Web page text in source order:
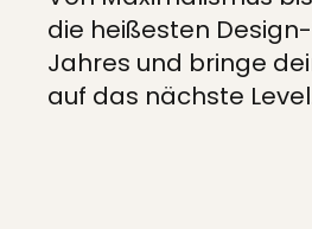
die heißesten
Jahres und bringe
auf das nächste